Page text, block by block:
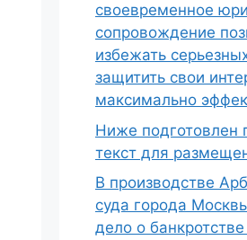
своевременное
сопровождение
избежать
защитить свои
максимально
Ниже подготовлен
текст для
В производстве
суда города
дело о